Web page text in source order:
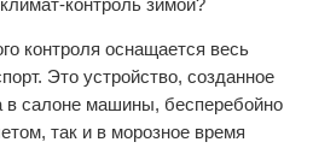
контроля оснащается весь
Это устройство, созданное
в салоне машины, бесперебойно
так и в морозное время